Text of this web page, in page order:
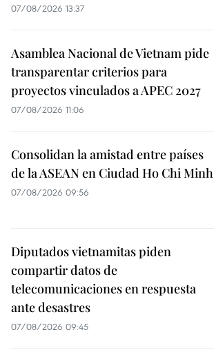
07/08/2026 13:37
Asamblea Nacional de Vietnam pide
transparentar criterios para
proyectos vinculados a APEC 2027
07/08/2026 11:06
Consolidan la amistad entre países
de la ASEAN en Ciudad Ho Chi Minh
07/08/2026 09:56
Diputados vietnamitas piden
compartir datos de
telecomunicaciones en respuesta
ante desastres
07/08/2026 09:45